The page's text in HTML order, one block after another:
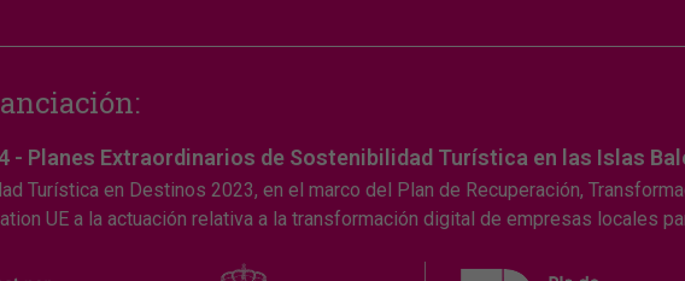
- Planes Extraordinarios de Sostenibilidad Turística en las Islas
Turística en Destinos 2023, en el marco del Plan de Recuperación,
UE a la actuación relativa a la transformación digital de empresas locales